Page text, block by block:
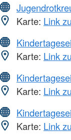
Karte: Link
Karte: Link
Karte: Link
Karte: Link